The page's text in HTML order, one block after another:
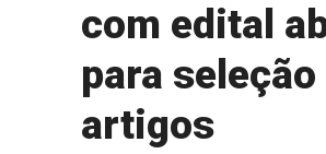
com edital
para seleção
artigos